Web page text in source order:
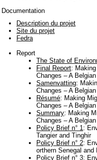
Documentation
Description du projet
Site du projet
Fedra
Report
The State of
Final Report:
Changes – A
Samenvatting:
Changes – A
Résumé: Making
Changes – A
Summary: Making
Changes – A
Policy Brief n° 1 :
Tangier and Tinghir
Policy Brief n° 2:
orthern Senegal and
Policy Brief n° 3: